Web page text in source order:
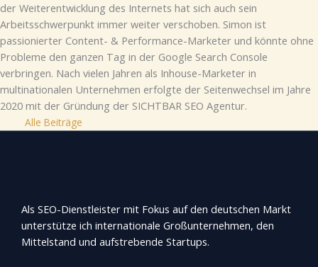
der Weiterentwicklung des Internets hat sich auch sein
Arbeitsschwerpunkt immer weiter verschoben. Simon ist
passionierter Content- & Performance-Marketer und könnte ohne
Probleme den ganzen Tag in der Google Search Console
verbringen. Nach vielen Jahren als Inhouse-Marketer in
multinationalen Unternehmen erfolgte der Seitenwechsel im Jahre
2020 mit der Gründung der SICHTBAR SEO Agentur.
Alle Beiträge
Als SEO-Dienstleister mit Fokus auf den deutschen Markt
unterstütze ich internationale Großunternehmen, den
Mittelstand und aufstrebende Startups.